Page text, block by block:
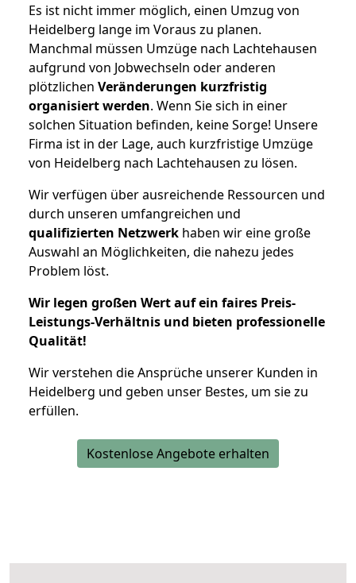
Es ist nicht immer möglich, einen Umzug von
Heidelberg lange im Voraus zu planen.
Manchmal müssen Umzüge nach Lachtehausen
aufgrund von Jobwechseln oder anderen
plötzlichen Veränderungen kurzfristig
organisiert werden. Wenn Sie sich in einer
solchen Situation befinden, keine Sorge! Unsere
Firma ist in der Lage, auch kurzfristige Umzüge
von Heidelberg nach Lachtehausen zu lösen.
Wir verfügen über ausreichende Ressourcen und
durch unseren umfangreichen und
qualifizierten Netzwerk haben wir eine große
Auswahl an Möglichkeiten, die nahezu jedes
Problem löst.
Wir legen großen Wert auf ein faires Preis-
Leistungs-Verhältnis und bieten professionelle
Qualität!
Wir verstehen die Ansprüche unserer Kunden in
Heidelberg und geben unser Bestes, um sie zu
erfüllen.
Kostenlose Angebote erhalten